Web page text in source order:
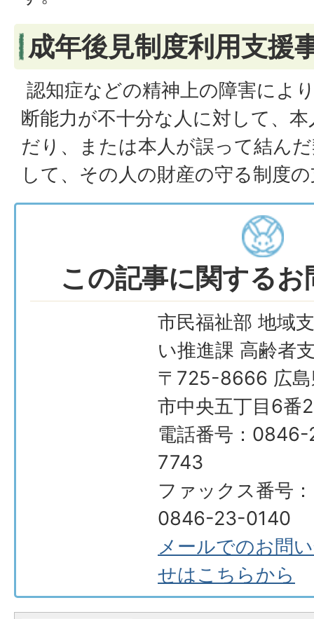
成年後見制度利用支援
認知症などの精神上の障害によ
断能力が不十分な人に対して、
だり、または本人が誤って結ん
して、その人の財産の守る制度
この記事に関する
市民福祉部 地域
い推進課 高齢者
〒725-8666 広島
市中央五丁目6番
電話番号：
7743
ファックス番号：
0846-23-0140
メールでのお問
せはこちらから